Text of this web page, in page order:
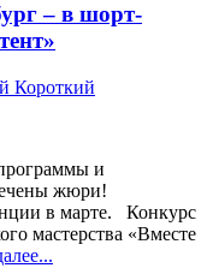
– в шорт-
Короткий
и
жюри!
в марте. Конкурс
мастерства «Вместе